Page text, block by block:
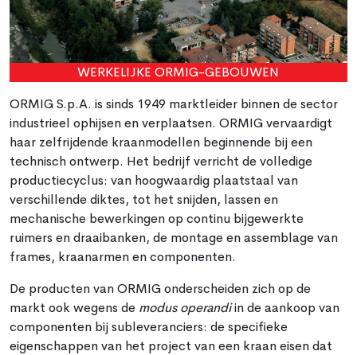
WERKELIJKE ORMIG-GEBOUWEN
ORMIG S.p.A. is sinds 1949 marktleider binnen de sector
industrieel ophijsen en verplaatsen. ORMIG vervaardigt
haar zelfrijdende kraanmodellen beginnende bij een
technisch ontwerp. Het bedrijf verricht de volledige
productiecyclus: van hoogwaardig plaatstaal van
verschillende diktes, tot het snijden, lassen en
mechanische bewerkingen op continu bijgewerkte
ruimers en draaibanken, de montage en assemblage van
frames, kraanarmen en componenten.
De producten van ORMIG onderscheiden zich op de
markt ook wegens de modus operandiin de aankoop van
componenten bij subleveranciers: de specifieke
eigenschappen van het project van een kraan eisen dat